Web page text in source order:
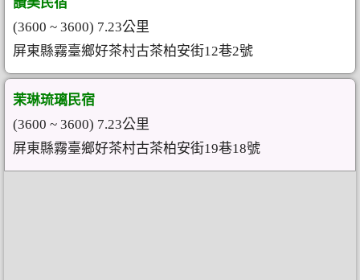
(3600 ~ 3600) 7.23公里
屏東縣霧臺鄉好茶村古茶柏安街12巷2號
茉琳琉璃民宿
(3600 ~ 3600) 7.23公里
屏東縣霧臺鄉好茶村古茶柏安街19巷18號